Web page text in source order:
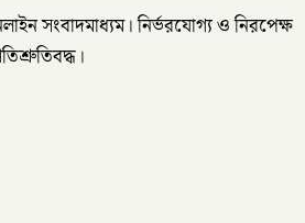
সংবাদমাধ্যম। নির্ভরযোগ্য ও নিরপেক্ষ